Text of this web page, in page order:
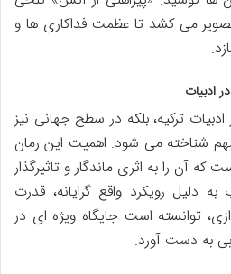
می کشد تا عظمت فداکاری ها و
ادبیات
ترکیه، بلکه در سطح جهانی نیز
شناخته می شود. اهمیت این رمان
که آن را به اثری ماندگار و تاثیرگذار
دلیل رویکرد واقع گرایانه، قدرت
توانسته است جایگاه ویژه ای در
به دست آورد.